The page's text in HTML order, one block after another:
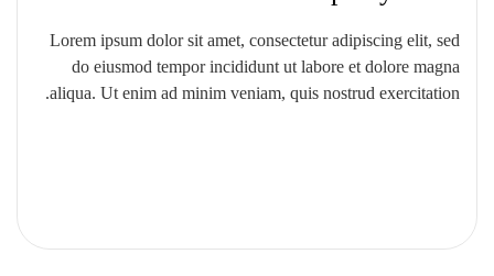
Lorem ipsum dolor sit amet, consectetur adipiscing elit, sed
do eiusmod tempor incididunt ut labore et dolore magna
aliqua. Ut enim ad minim veniam, quis nostrud exercitation.